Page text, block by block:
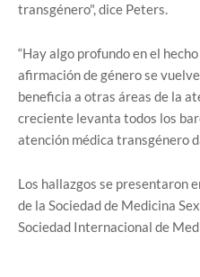
transgénero", dice Peters.
“Hay algo profundo en el
afirmación de género se
beneficia a otras áreas de la
creciente levanta todos los
atención médica transgénero
Los hallazgos se presentaron
de la Sociedad de Medicina
Sociedad Internacional de